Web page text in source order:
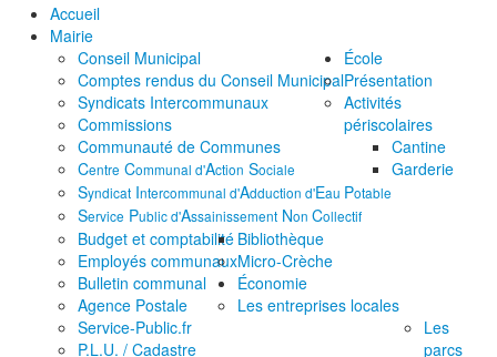
Accueil
Mairie
Conseil Municipal
Comptes rendus du Conseil Municipal
Syndicats Intercommunaux
Commissions
Communauté de Communes
Centre Communal d'Action Sociale
Syndicat Intercommunal d'Adduction d'Eau Potable
Service Public d'Assainissement Non Collectif
Budget et comptabilité
Employés communaux
Bulletin communal
Agence Postale
Service-Public.fr
P.L.U. / Cadastre
École
Présentation
Activités
périscolaires
Cantine
Garderie
Bibliothèque
Micro-Crèche
Économie
Les entreprises locales
Les
parcs